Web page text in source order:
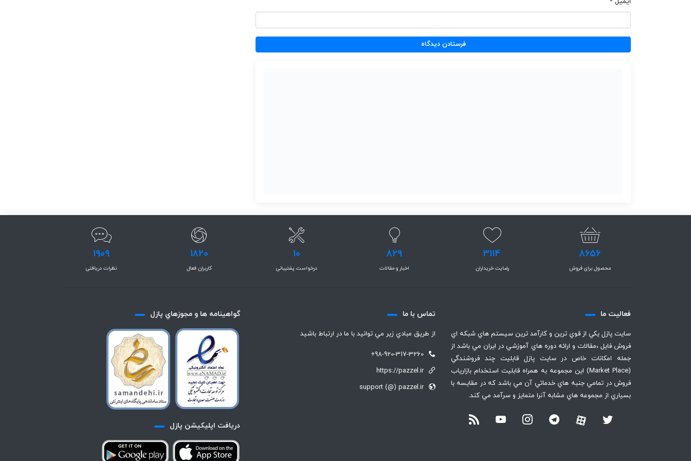
8656
محصول برای فروش
3114
رضایت خریداران
829
اخبار و مقالات
10
درخواست پشتیبانی
1820
کاربران فعال
1909
نظرات دریافتی
فعاليت ما
سايت پازل يكي از قوي ترين و كارآمد ترين سيستم هاي شبكه اي
فروش فايل ،‌مقالات و ارائه دوره هاي آموزشي در ايران مي باشد از
جمله امكانات خاص در سايت پازل قابليت چند فروشندگي
(Market Place) اين مجموعه به همراه قابليت استخدام بازارياب
فروش در تمامي جنبه هاي خدماتي آن مي باشد كه در مقايسه با
بسياري از مجموعه هاي مشابه آنرا متمايز و سرآمد مي كند.
تماس با ما
از طريق مبادي زير مي توانيد با ما در ارتباط باشيد
+98-920-317-3260
https://pazzel.ir
support (@) pazzel.ir
گواهينامه ها و مجوزهاي پازل
دريافت اپليكيشن پازل